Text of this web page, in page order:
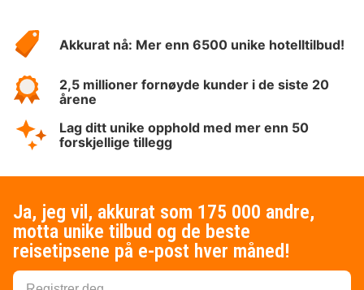
Hotelspecials
Akkurat nå: Mer enn 6500 unike hotelltilbud!
2,5 millioner fornøyde kunder i de siste 20
årene
Lag ditt unike opphold med mer enn 50
forskjellige tillegg
Ja, jeg vil, akkurat som 175 000 andre,
motta unike tilbud og de beste
reisetipsene på e-post hver måned!